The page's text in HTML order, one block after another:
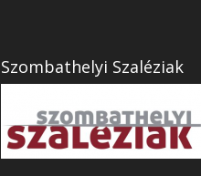
Szombathelyi Szaléziak